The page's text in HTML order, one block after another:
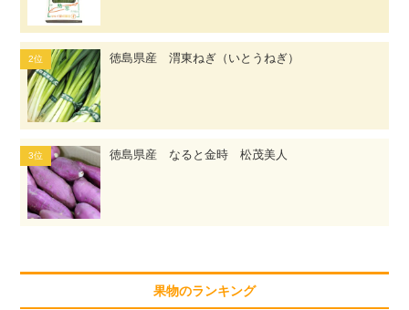
徳島県産 渭東ねぎ（いとうねぎ）
徳島県産 なると金時 松茂美人
果物のランキング